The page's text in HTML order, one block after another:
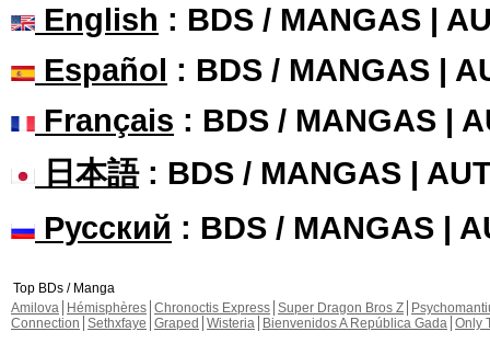
English : BDS / MANGAS |
Español : BDS / MANGAS |
Français : BDS / MANGAS |
日本語: BDS / MANGAS |
Русский : BDS / MANGAS |
Top BDs / Manga
Amilova
Hémisphères Chronoctis Express Super Dragon Bros Z
Connection Sethxfaye Graped Wisteria Bienvenidos A República Gada Only